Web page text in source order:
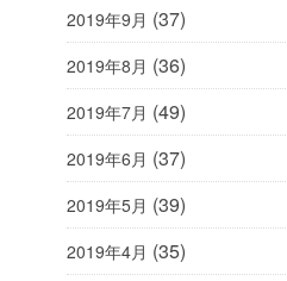
2019年9月 (37)
2019年8月 (36)
2019年7月 (49)
2019年6月 (37)
2019年5月 (39)
2019年4月 (35)